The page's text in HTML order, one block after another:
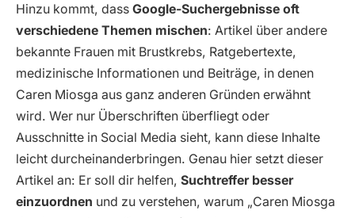
Hinzu kommt, dass Google-Suchergebnisse oft
verschiedene Themen mischen: Artikel über andere
bekannte Frauen mit Brustkrebs, Ratgebertexte,
medizinische Informationen und Beiträge, in denen
Caren Miosga aus ganz anderen Gründen erwähnt
wird. Wer nur Überschriften überfliegt oder
Ausschnitte in Social Media sieht, kann diese Inhalte
leicht durcheinanderbringen. Genau hier setzt dieser
Artikel an: Er soll dir helfen, Suchtreffer besser
einzuordnen und zu verstehen, warum „Caren Miosga